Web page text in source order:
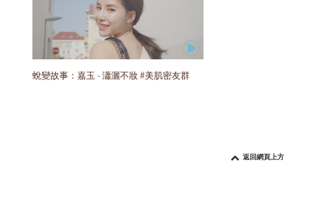
蛻變故事：嘉玉 - 瀟灑不妝 #美肌密友群
返回網頁上方